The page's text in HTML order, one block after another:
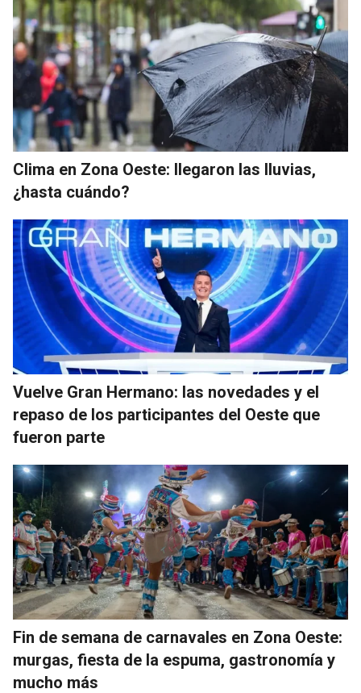
Clima en Zona Oeste: llegaron las lluvias,
¿hasta cuándo?
Vuelve Gran Hermano: las novedades y el
repaso de los participantes del Oeste que
fueron parte
Fin de semana de carnavales en Zona Oeste:
murgas, fiesta de la espuma, gastronomía y
mucho más